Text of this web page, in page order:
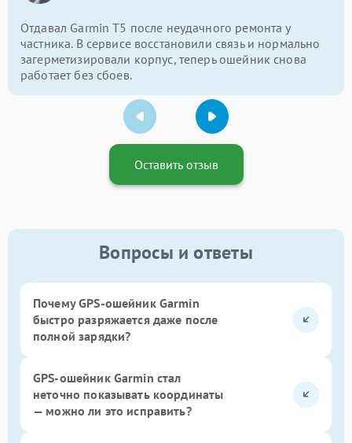
Отдавал Garmin T5 после неудачного ремонта у
частника. В сервисе восстановили связь и нормально
загерметизировали корпус, теперь ошейник снова
работает без сбоев.
Оставить отзыв
Вопросы и ответы
Почему GPS-ошейник Garmin
быстро разряжается даже после
полной зарядки?
GPS-ошейник Garmin стал
неточно показывать координаты
— можно ли это исправить?